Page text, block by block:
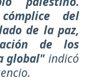
del
de la paz,
de los
global" indicó